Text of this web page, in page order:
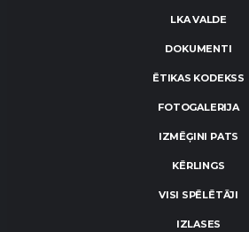
LKA VALDE
DOKUMENTI
ĒTIKAS KODEKSS
FOTOGALERIJA
IZMĒĢINI PATS
KĒRLINGS
VISI SPĒLĒTĀJI
IZLASES